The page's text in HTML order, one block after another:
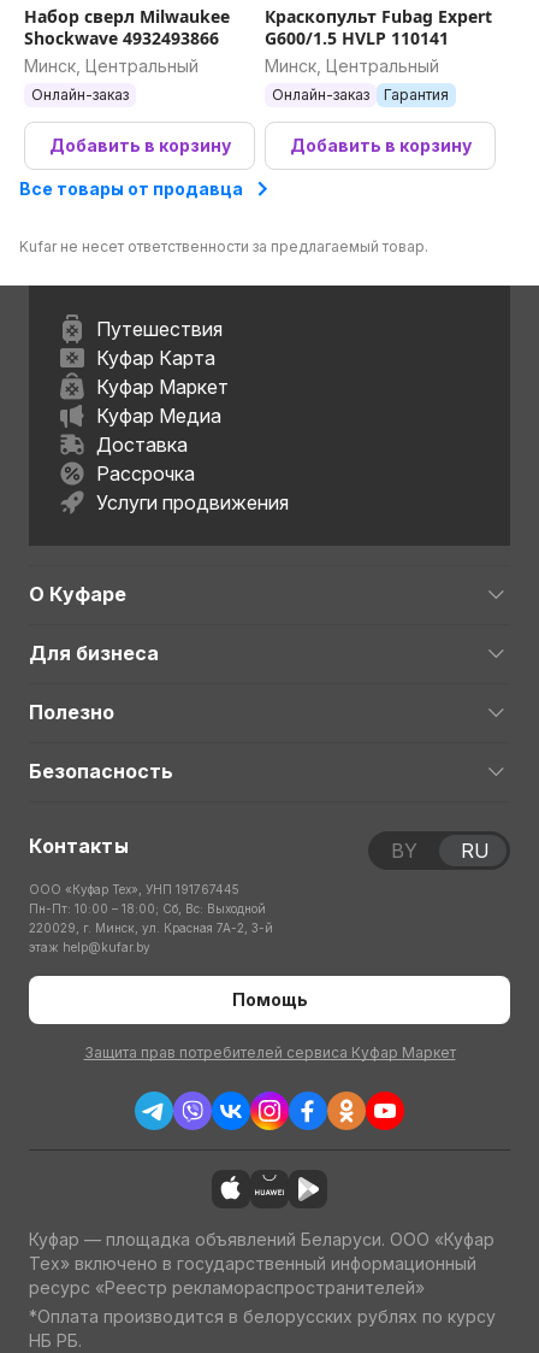
Набор сверл Milwaukee
Shockwave 4932493866
Минск, Центральный
Онлайн-заказ
Добавить в корзину
Краскопульт Fubag Expert
G600/1.5 HVLP 110141
Минск, Центральный
Онлайн-заказ Гарантия
Добавить в корзину
Все товары от продавца
Kufar не несет ответственности за предлагаемый товар.
Путешествия
Куфар Карта
Куфар Маркет
Куфар Медиа
Доставка
Рассрочка
Услуги продвижения
О Куфаре
Для бизнеса
Полезно
Безопасность
Контакты
ООО «Куфар Тех», УНП 191767445
Пн-Пт: 10:00 – 18:00; Сб, Вс: Выходной
220029, г. Минск, ул. Красная 7А-2, 3-й
этаж help@kufar.by
Помощь
Защита прав потребителей сервиса Куфар Маркет
BY RU
Куфар — площадка объявлений Беларуси. ООО «Куфар
Тех» включено в государственный информационный
ресурс «Реестр рекламораспространителей»
*Оплата производится в белорусских рублях по курсу
НБ РБ.